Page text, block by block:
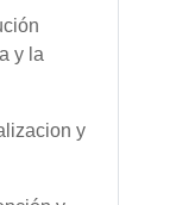
y la
y